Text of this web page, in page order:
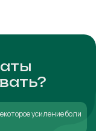
усиление боли